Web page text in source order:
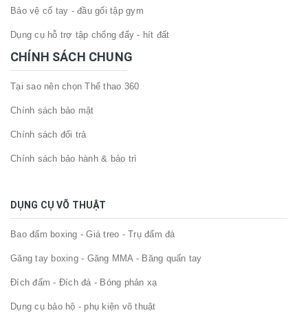
Bảo vệ cổ tay - đầu gối tập gym
Dụng cụ hỗ trợ tập chống đẩy - hít đất
CHÍNH SÁCH CHUNG
Tại sao nên chọn Thể thao 360
Chính sách bảo mật
Chính sách đổi trả
Chính sách bảo hành & bảo trì
DỤNG CỤ VÕ THUẬT
Bao đấm boxing - Giá treo - Trụ đấm đá
Găng tay boxing - Găng MMA - Băng quấn tay
Đích đấm - Đích đá - Bóng phản xạ
Dụng cụ bảo hộ - phụ kiện võ thuật